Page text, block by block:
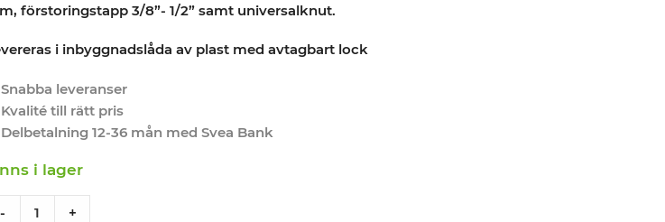
förstoringstapp 3/8”- 1/2” samt universalknut.
i inbyggnadslåda av plast med avtagbart lock
Snabba leveranser
Kvalité till rätt pris
Delbetalning 12-36 mån med Svea Bank
i lager
- +